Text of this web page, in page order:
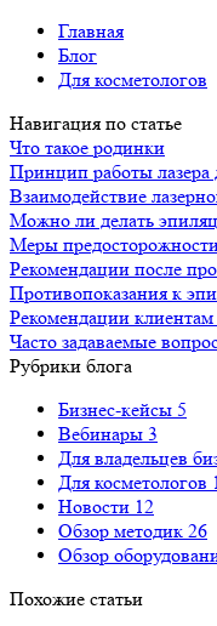
Главная
Блог
Для косметологов
Навигация по статье
Что такое родинки
Принцип работы лазера
Взаимодействие
Можно ли делать
Меры
Рекомендации после
Противопоказания к
Рекомендации
Часто задаваемые
Рубрики блога
Бизнес-кейсы 5
Вебинары 3
Для владельцев
Для косметологов
Новости 12
Обзор методик 26
Обзор
Похожие статьи